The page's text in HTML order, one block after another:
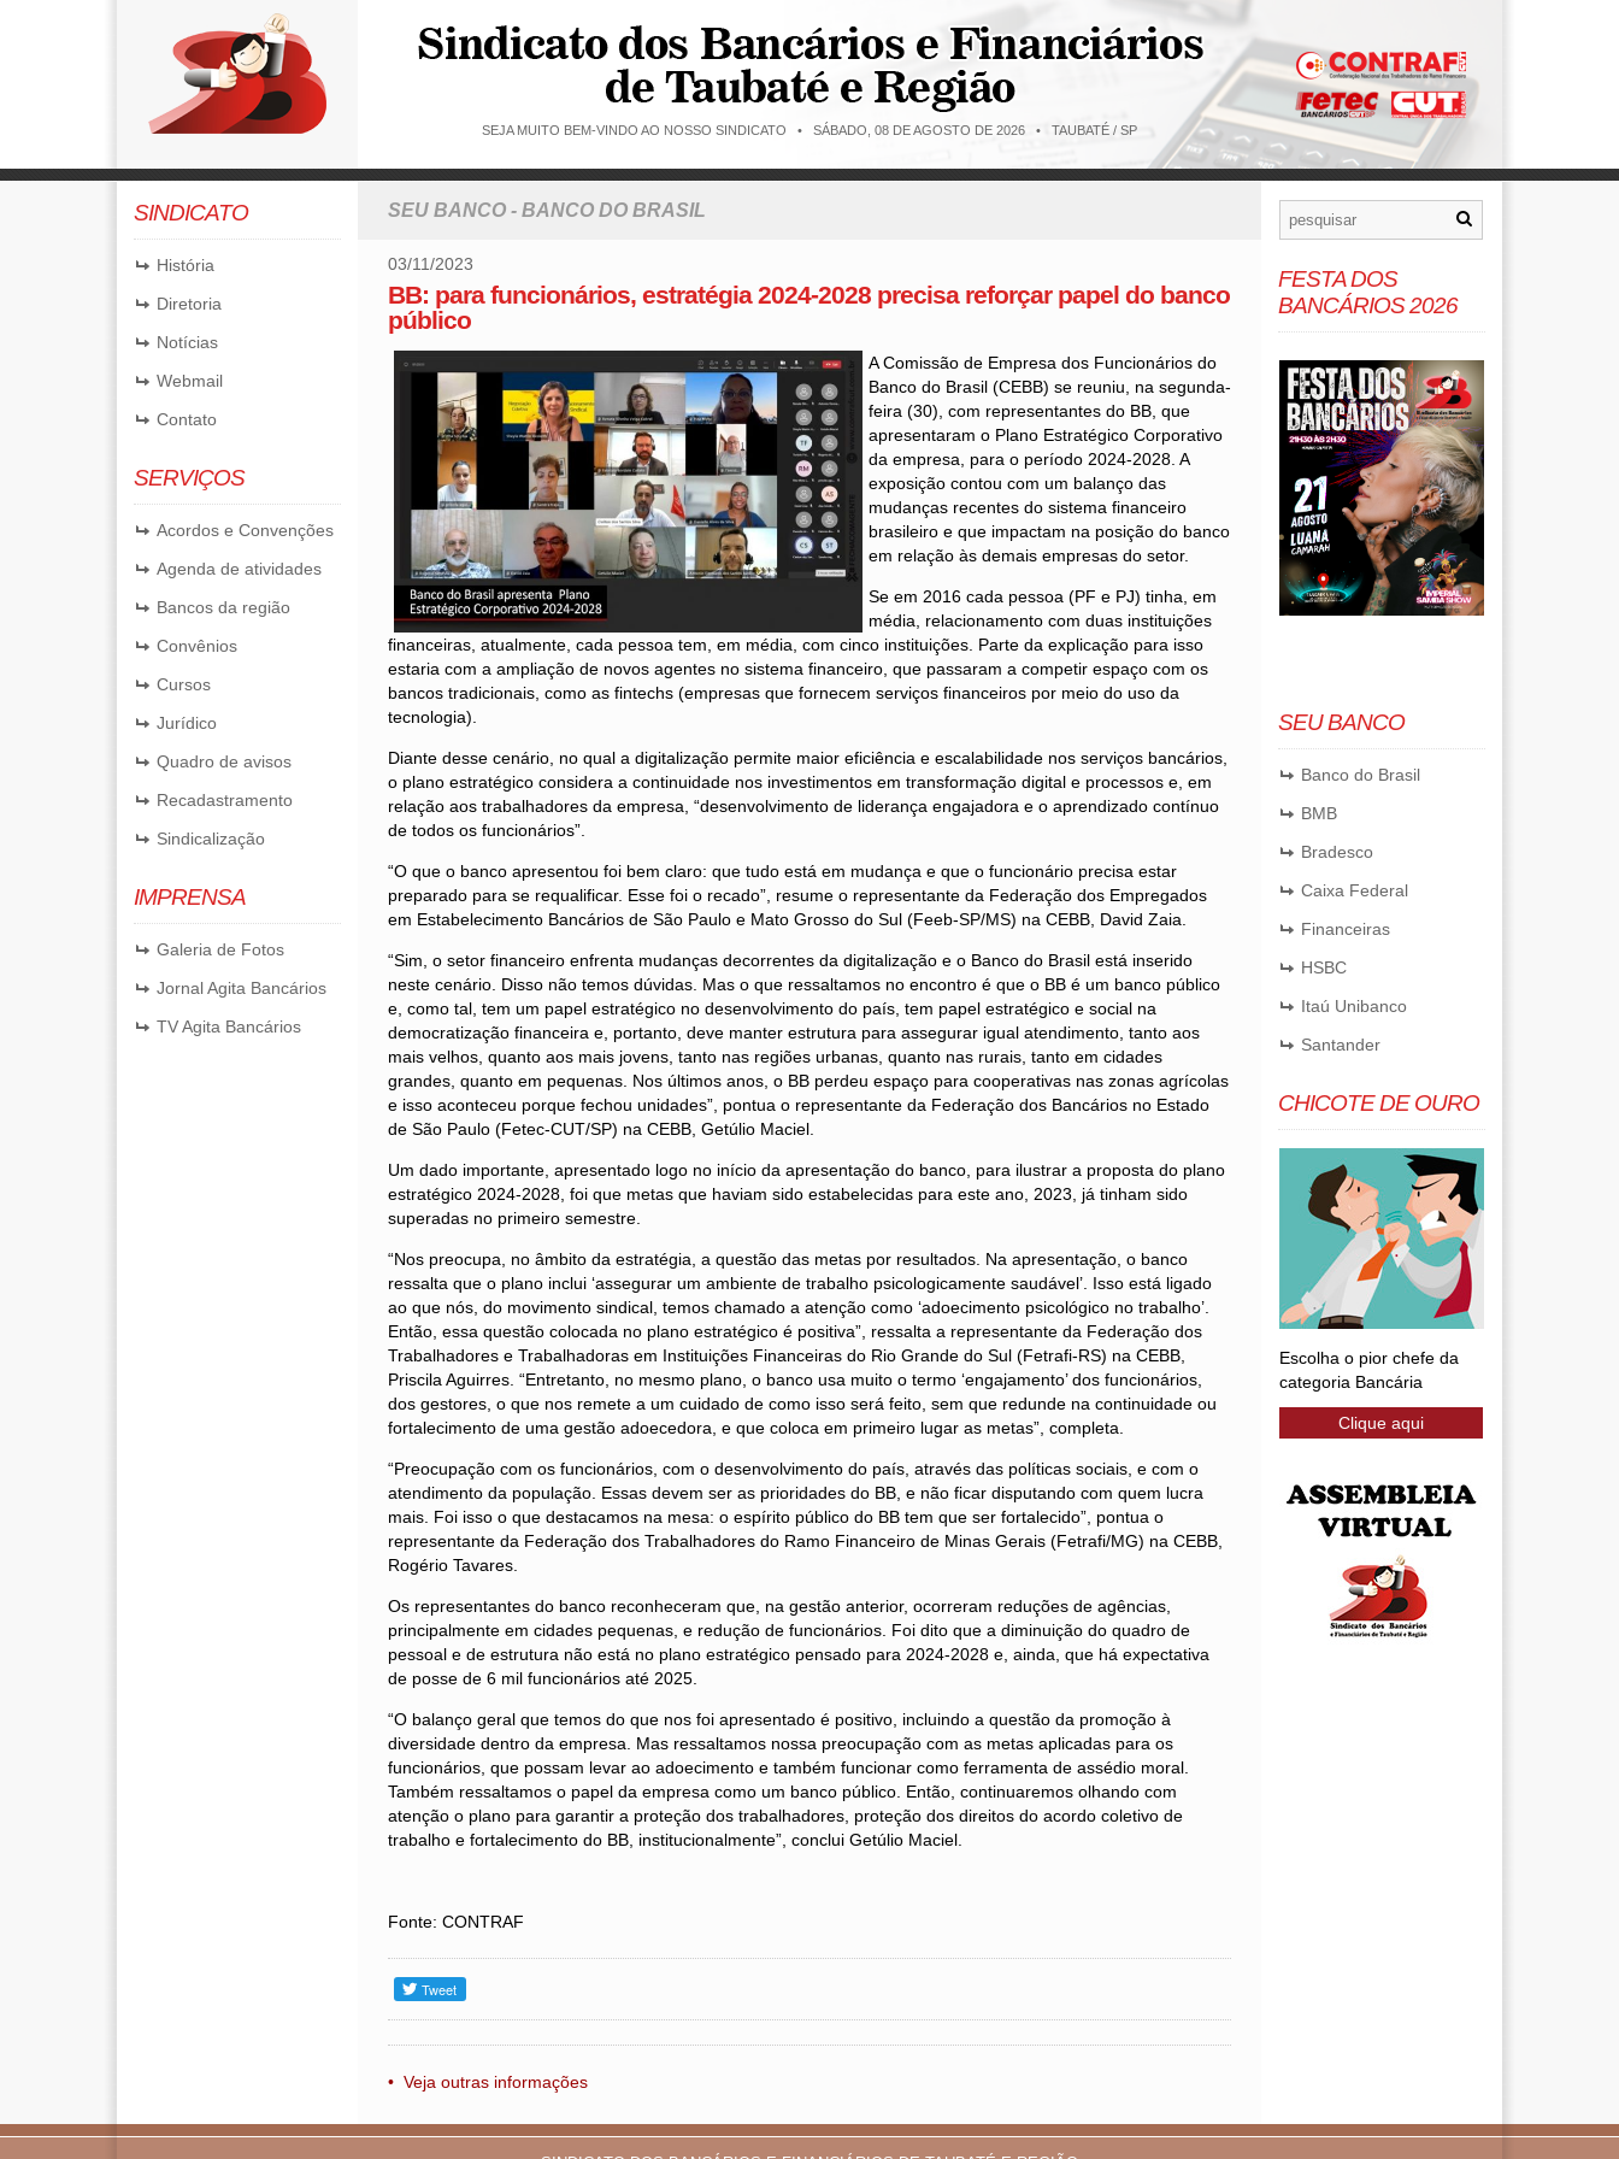
SEJA MUITO BEM-VINDO AO NOSSO SINDICATO • SÁBADO, 08 DE AGOSTO DE 2026 • TAUBATÉ / SP
SINDICATO
História
Diretoria
Notícias
Webmail
Contato
SERVIÇOS
Acordos e Convenções
Agenda de atividades
Bancos da região
Convênios
Cursos
Jurídico
Quadro de avisos
Recadastramento
Sindicalização
IMPRENSA
Galeria de Fotos
Jornal Agita Bancários
TV Agita Bancários
SEU BANCO - BANCO DO BRASIL
03/11/2023
BB: para funcionários, estratégia 2024-2028 precisa reforçar papel do banco
público
A Comissão de Empresa dos Funcionários do
Banco do Brasil (CEBB) se reuniu, na segunda-
feira (30), com representantes do BB, que
apresentaram o Plano Estratégico Corporativo
da empresa, para o período 2024-2028. A
exposição contou com um balanço das
mudanças recentes do sistema financeiro
brasileiro e que impactam na posição do banco
em relação às demais empresas do setor.
Se em 2016 cada pessoa (PF e PJ) tinha, em
média, relacionamento com duas instituições
financeiras, atualmente, cada pessoa tem, em média, com cinco instituições. Parte da explicação para isso
estaria com a ampliação de novos agentes no sistema financeiro, que passaram a competir espaço com os
bancos tradicionais, como as fintechs (empresas que fornecem serviços financeiros por meio do uso da
tecnologia).
Diante desse cenário, no qual a digitalização permite maior eficiência e escalabilidade nos serviços bancários,
o plano estratégico considera a continuidade nos investimentos em transformação digital e processos e, em
relação aos trabalhadores da empresa, “desenvolvimento de liderança engajadora e o aprendizado contínuo
de todos os funcionários”.
“O que o banco apresentou foi bem claro: que tudo está em mudança e que o funcionário precisa estar
preparado para se requalificar. Esse foi o recado”, resume o representante da Federação dos Empregados
em Estabelecimento Bancários de São Paulo e Mato Grosso do Sul (Feeb-SP/MS) na CEBB, David Zaia.
“Sim, o setor financeiro enfrenta mudanças decorrentes da digitalização e o Banco do Brasil está inserido
neste cenário. Disso não temos dúvidas. Mas o que ressaltamos no encontro é que o BB é um banco público
e, como tal, tem um papel estratégico no desenvolvimento do país, tem papel estratégico e social na
democratização financeira e, portanto, deve manter estrutura para assegurar igual atendimento, tanto aos
mais velhos, quanto aos mais jovens, tanto nas regiões urbanas, quanto nas rurais, tanto em cidades
grandes, quanto em pequenas. Nos últimos anos, o BB perdeu espaço para cooperativas nas zonas agrícolas
e isso aconteceu porque fechou unidades”, pontua o representante da Federação dos Bancários no Estado
de São Paulo (Fetec-CUT/SP) na CEBB, Getúlio Maciel.
Um dado importante, apresentado logo no início da apresentação do banco, para ilustrar a proposta do plano
estratégico 2024-2028, foi que metas que haviam sido estabelecidas para este ano, 2023, já tinham sido
superadas no primeiro semestre.
“Nos preocupa, no âmbito da estratégia, a questão das metas por resultados. Na apresentação, o banco
ressalta que o plano inclui ‘assegurar um ambiente de trabalho psicologicamente saudável’. Isso está ligado
ao que nós, do movimento sindical, temos chamado a atenção como ‘adoecimento psicológico no trabalho’.
Então, essa questão colocada no plano estratégico é positiva”, ressalta a representante da Federação dos
Trabalhadores e Trabalhadoras em Instituições Financeiras do Rio Grande do Sul (Fetrafi-RS) na CEBB,
Priscila Aguirres. “Entretanto, no mesmo plano, o banco usa muito o termo ‘engajamento’ dos funcionários,
dos gestores, o que nos remete a um cuidado de como isso será feito, sem que redunde na continuidade ou
fortalecimento de uma gestão adoecedora, e que coloca em primeiro lugar as metas”, completa.
“Preocupação com os funcionários, com o desenvolvimento do país, através das políticas sociais, e com o
atendimento da população. Essas devem ser as prioridades do BB, e não ficar disputando com quem lucra
mais. Foi isso o que destacamos na mesa: o espírito público do BB tem que ser fortalecido”, pontua o
representante da Federação dos Trabalhadores do Ramo Financeiro de Minas Gerais (Fetrafi/MG) na CEBB,
Rogério Tavares.
Os representantes do banco reconheceram que, na gestão anterior, ocorreram reduções de agências,
principalmente em cidades pequenas, e redução de funcionários. Foi dito que a diminuição do quadro de
pessoal e de estrutura não está no plano estratégico pensado para 2024-2028 e, ainda, que há expectativa
de posse de 6 mil funcionários até 2025.
“O balanço geral que temos do que nos foi apresentado é positivo, incluindo a questão da promoção à
diversidade dentro da empresa. Mas ressaltamos nossa preocupação com as metas aplicadas para os
funcionários, que possam levar ao adoecimento e também funcionar como ferramenta de assédio moral.
Também ressaltamos o papel da empresa como um banco público. Então, continuaremos olhando com
atenção o plano para garantir a proteção dos trabalhadores, proteção dos direitos do acordo coletivo de
trabalho e fortalecimento do BB, institucionalmente”, conclui Getúlio Maciel.
Fonte: CONTRAF
• Veja outras informações
FESTA DOS
BANCÁRIOS 2026
SEU BANCO
Banco do Brasil
BMB
Bradesco
Caixa Federal
Financeiras
HSBC
Itaú Unibanco
Santander
CHICOTE DE OURO
Escolha o pior chefe da
categoria Bancária
Clique aqui